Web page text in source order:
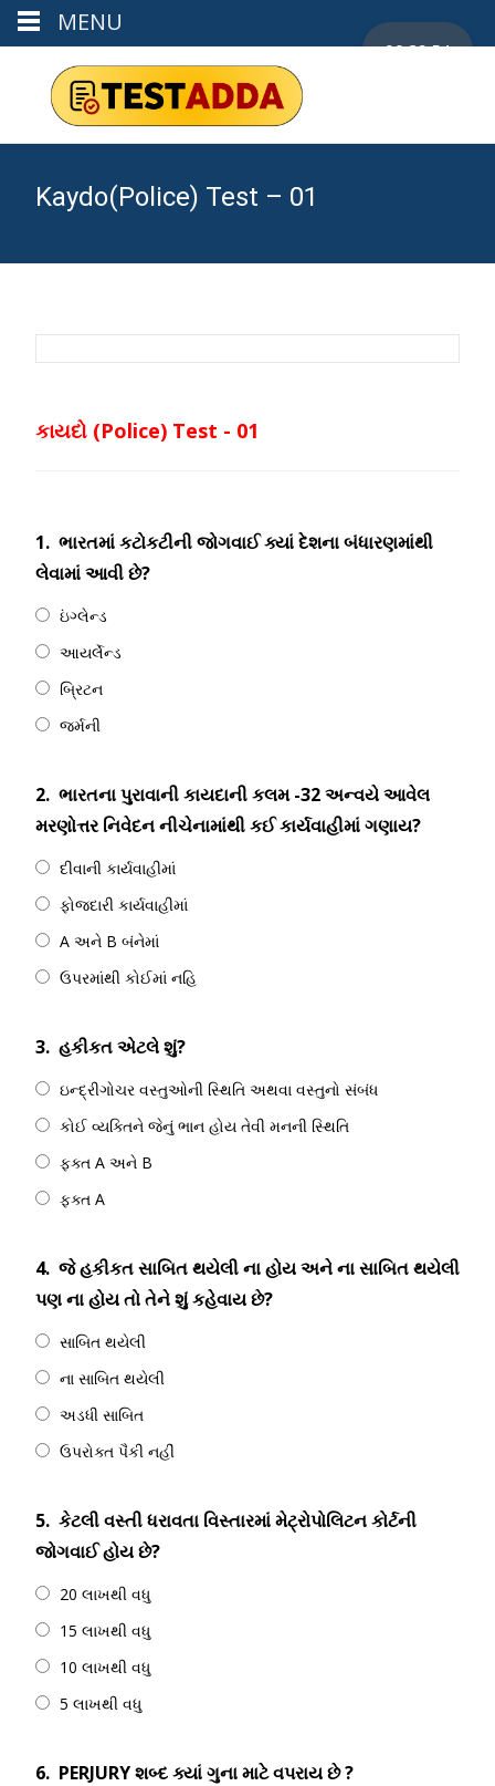
Kaydo(Police) Test – 01
00:29:53
કાયદો (Police) Test - 01
1. ભારતમાં કટોકટીની જોગવાઈ ક્યાં દેશના બંધારણમાંથી
લેવામાં આવી છે?
ઇંગ્લેન્ડ
આયર્લેન્ડ
બ્રિટન
જર્મની
2. ભારતના પુરાવાની કાયદાની કલમ -32 અન્વયે આવેલ
મરણોત્તર નિવેદન નીચેનામાંથી કઈ કાર્યવાહીમાં ગણાય?
દીવાની કાર્યવાહીમાં
ફોજદારી કાર્યવાહીમાં
A અને B બંનેમાં
ઉપરમાંથી કોઈમાં નહિ
3. હકીકત એટલે શું?
ઇન્દ્રીગોચર વસ્તુઓની સ્થિતિ અથવા વસ્તુનો સંબંધ
કોઈ વ્યક્તિને જેનું ભાન હોય તેવી મનની સ્થિતિ
ફક્ત A અને B
ફક્ત A
4. જે હકીકત સાબિત થયેલી ના હોય અને ના સાબિત થયેલી
પણ ના હોય તો તેને શું કહેવાય છે?
સાબિત થયેલી
ના સાબિત થયેલી
અડધી સાબિત
ઉપરોક્ત પૈકી નહીં
5. કેટલી વસ્તી ધરાવતા વિસ્તારમાં મેટ્રોપોલિટન કોર્ટની
જોગવાઈ હોય છે?
20 લાખથી વધુ
15 લાખથી વધુ
10 લાખથી વધુ
5 લાખથી વધુ
6. PERJURY શબ્દ ક્યાં ગુના માટે વપરાય છે ?
MENU